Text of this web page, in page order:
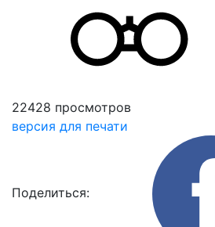
22428 просмотров
версия для печати
Поделиться: